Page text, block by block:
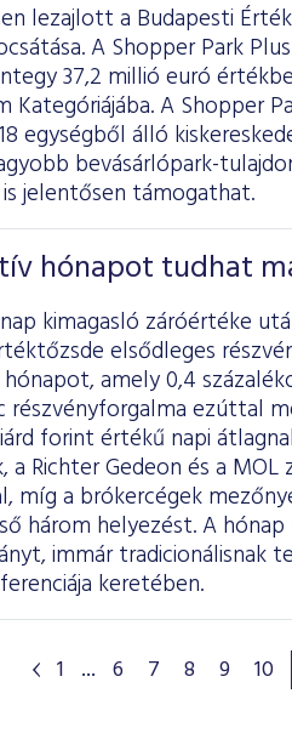
lezajlott a Budapesti
A Shopper Park
37,2 millió euró
Kategóriájába. A Shopper
egységből álló
bevásárlópark-
jelentősen támogathat.
hónapot tudhat
kimagasló záróértéke
elsődleges
amely 0,4
részvényforgalma
forint értékű napi
a Richter Gedeon és a
míg a brókercégek
három helyezést. A
immár
keretében.
1 ... 6 7 8 9 10